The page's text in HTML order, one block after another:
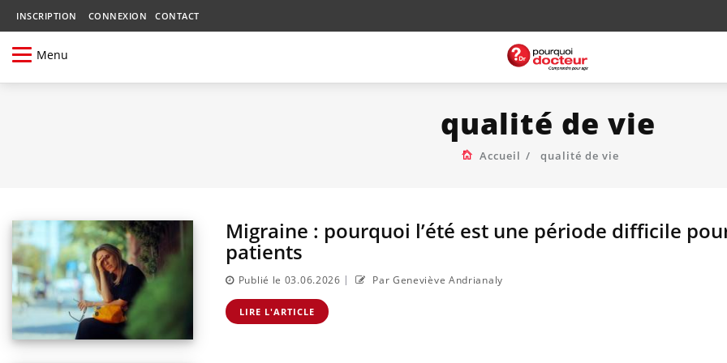
INSCRIPTION CONNEXION CONTACT
Menu
qualité de vie
Accueil qualité de vie
Migraine : pourquoi l’été est une période difficile
patients
Publié le 03.06.2026 | Par Geneviève Andrianaly
LIRE L'ARTICLE